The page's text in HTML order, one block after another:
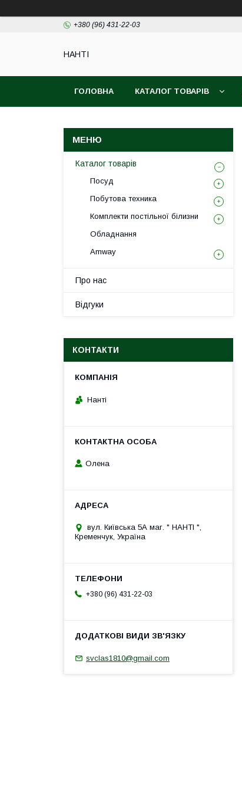
+380 (96) 431-22-03
НАНTI
ГОЛОВНА КАТАЛОГ ТОВАРІВ
Каталог товарів
Посуд
Побутова техника
Комплекти постільної білизни
Обладнання
Amway
Про нас
Відгуки
КОНТАКТИ
Нанті
Олена
вул. Київська 5А маг. " НАНТІ ",
Кременчук, Україна
+380 (96) 431-22-03
svclas1810@gmail.com